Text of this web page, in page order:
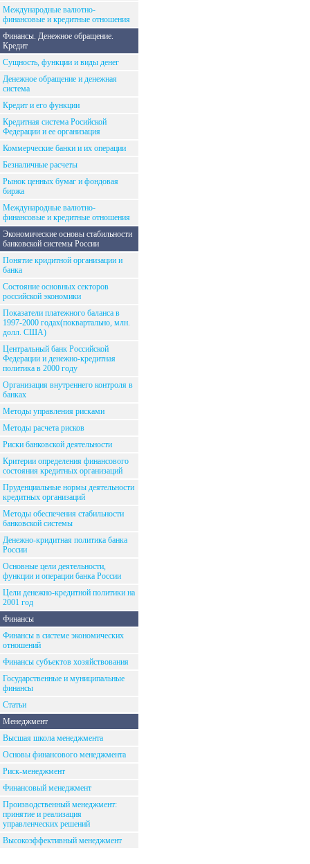
Международные валютно-
финансовые и кредитные отношения
Финансы. Денежное обращение.
Кредит
Сущность, функции и виды денег
Денежное обращение и денежная
система
Кредит и его функции
Кредитная система Росийской
Федерации и ее организация
Коммерческие банки и их операции
Безналичные расчеты
Рынок ценных бумаг и фондовая
биржа
Международные валютно-
финансовые и кредитные отношения
Экономические основы стабильности
банковской системы России
Понятие кридитной организации и
банка
Состояние основных секторов
российской экономики
Показатели платежного баланса в
1997-2000 годах(поквартально, млн.
долл. США)
Центральный банк Российской
Федерации и денежно-кредитная
политика в 2000 году
Организация внутреннего контроля в
банках
Методы управления рисками
Методы расчета рисков
Риски банковской деятельности
Критерии определения финансового
состояния кредитных организаций
Пруденциальные нормы деятельности
кредитных организаций
Методы обеспечения стабильности
банковской системы
Денежно-кридитная политика банка
России
Основные цели деятельности,
функции и операции банка России
Цели денежно-кредитной политики на
2001 год
Финансы
Финансы в системе экономических
отношений
Финансы субъектов хозяйствования
Государственные и муниципальные
финансы
Статьи
Менеджмент
Высшая школа менеджмента
Основы финансового менеджмента
Риск-менеджмент
Финансовый менеджмент
Производственный менеджмент:
принятие и реализация
управленческих решений
Высокоэффективный менеджмент